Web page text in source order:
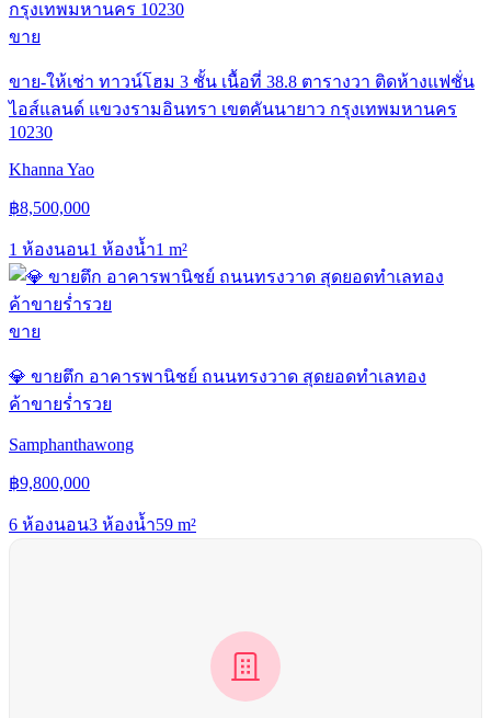
ขาย
ขาย-ให้เช่า ทาวน์โฮม 3 ชั้น เนื้อที่ 38.8 ตารางวา ติดห้างแฟชั่น
ไอส์แลนด์ แขวงรามอินทรา เขตคันนายาว กรุงเทพมหานคร
10230
Khanna Yao
฿8,500,000
1 ห้องนอน1 ห้องน้ำ1 m²
ขาย
💎 ขายตึก อาคารพานิชย์ ถนนทรงวาด สุดยอดทำเลทอง
ค้าขายร่ำรวย
Samphanthawong
฿9,800,000
6 ห้องนอน3 ห้องน้ำ59 m²